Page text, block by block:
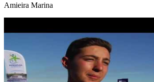
Amieira Marina